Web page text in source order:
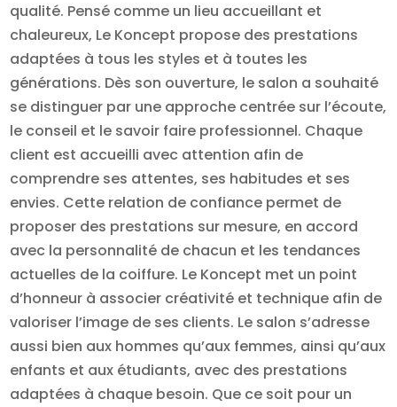
qualité. Pensé comme un lieu accueillant et
chaleureux, Le Koncept propose des prestations
adaptées à tous les styles et à toutes les
générations. Dès son ouverture, le salon a souhaité
se distinguer par une approche centrée sur l’écoute,
le conseil et le savoir faire professionnel. Chaque
client est accueilli avec attention afin de
comprendre ses attentes, ses habitudes et ses
envies. Cette relation de confiance permet de
proposer des prestations sur mesure, en accord
avec la personnalité de chacun et les tendances
actuelles de la coiffure. Le Koncept met un point
d’honneur à associer créativité et technique afin de
valoriser l’image de ses clients. Le salon s’adresse
aussi bien aux hommes qu’aux femmes, ainsi qu’aux
enfants et aux étudiants, avec des prestations
adaptées à chaque besoin. Que ce soit pour un